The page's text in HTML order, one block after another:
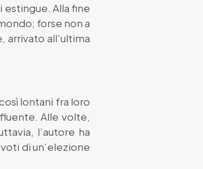
estingue. Alla fine
forse non a
all’ultima
lontani fra loro
Alle volte,
l’autore ha
di un’elezione